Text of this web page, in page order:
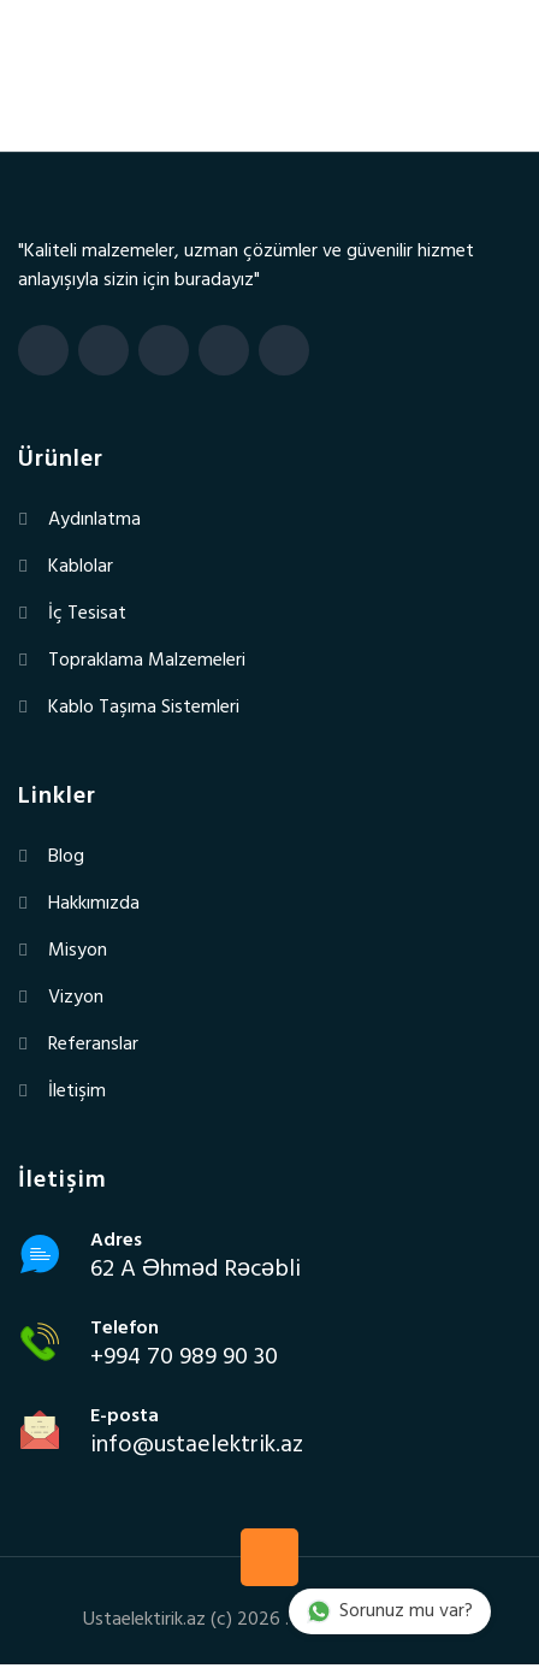
"Kaliteli malzemeler, uzman çözümler ve güvenilir hizmet
anlayışıyla sizin için buradayız"
Ürünler
Aydınlatma
Kablolar
İç Tesisat
Topraklama Malzemeleri
Kablo Taşıma Sistemleri
Linkler
Blog
Hakkımızda
Misyon
Vizyon
Referanslar
İletişim
İletişim
Adres
62 A Əhməd Rəcəbli
Telefon
+994 70 989 90 30
E-posta
info@ustaelektrik.az
Ustaelektirik.az (c) 2026 . Bütün haklar saklıdır.
Sorunuz mu var?